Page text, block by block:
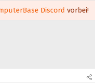
Discord vorbei!